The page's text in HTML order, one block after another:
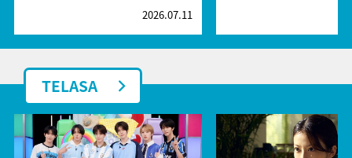
2026.07.11
TELASA